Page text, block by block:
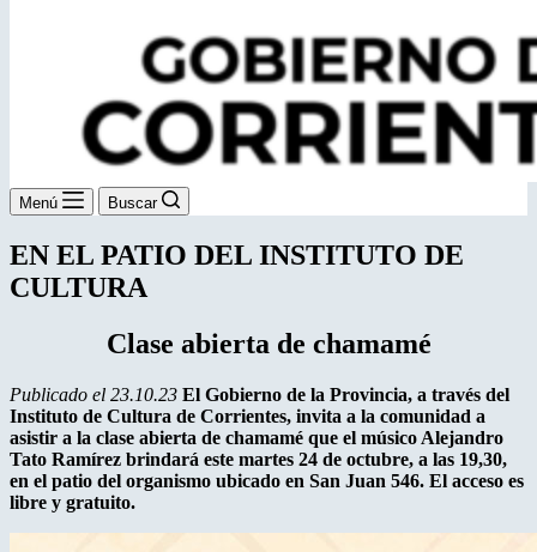
Menú Buscar
EN EL PATIO DEL INSTITUTO DE
CULTURA
Clase abierta de chamamé
Publicado el 23.10.23 El Gobierno de la Provincia, a través del
Instituto de Cultura de Corrientes, invita a la comunidad a
asistir a la clase abierta de chamamé que el músico Alejandro
Tato Ramírez brindará este martes 24 de octubre, a las 19,30,
en el patio del organismo ubicado en San Juan 546. El acceso es
libre y gratuito.